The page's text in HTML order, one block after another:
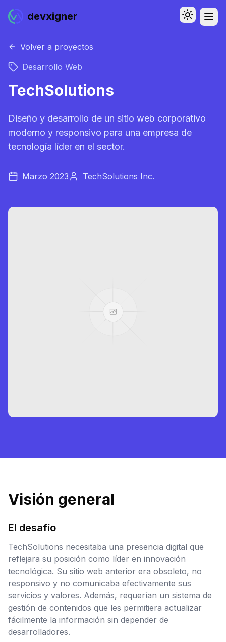
devxigner Toggle
Volver a proyectos
Desarrollo Web
TechSolutions
Diseño y desarrollo de un sitio web corporativo
moderno y responsivo para una empresa de
tecnología líder en el sector.
Marzo 2023 TechSolutions Inc.
Visión general
El desafío
TechSolutions necesitaba una presencia digital que
reflejara su posición como líder en innovación
tecnológica. Su sitio web anterior era obsoleto, no
responsivo y no comunicaba efectivamente sus
servicios y valores. Además, requerían un sistema de
gestión de contenidos que les permitiera actualizar
fácilmente la información sin depender de
desarrolladores.